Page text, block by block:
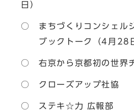
日）
○ まちづくりコンシェル
ブックトーク（4月28
○ 右京から京都初の世界チ
○ クローズアップ社協
○ ステキ☆力 広報部